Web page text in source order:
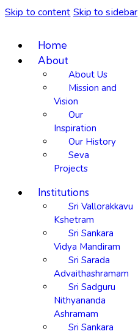
Skip to content Skip to sidebar
Home
About
About Us
Mission and
Vision
Our
Inspiration
Our History
Seva
Projects
Institutions
Sri Vallorakkavu
Kshetram
Sri Sankara
Vidya Mandiram
Sri Sarada
Advaithashramam
Sri Sadguru
Nithyananda
Ashramam
Sri Sankara